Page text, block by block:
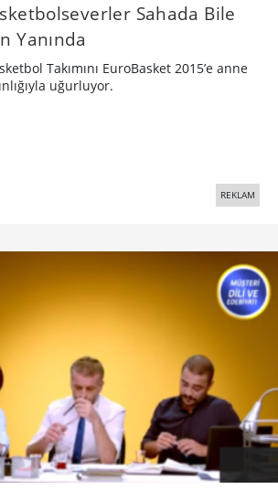
Sahada Bile
Yanında
Takımını EuroBasket 2015’e anne
uğurluyor.
REKLAM